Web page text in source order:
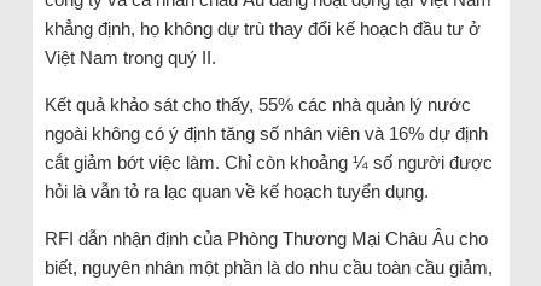
khẳng định, họ không dự trù thay đổi kế hoạch đầu tư ở
Việt Nam trong quý II.
Kết quả khảo sát cho thấy, 55% các nhà quản lý nước
ngoài không có ý định tăng số nhân viên và 16% dự định
cắt giảm bớt việc làm. Chỉ còn khoảng ¼ số người được
hỏi là vẫn tỏ ra lạc quan về kế hoạch tuyển dụng.
RFI dẫn nhận định của Phòng Thương Mại Châu Âu cho
biết, nguyên nhân một phần là do nhu cầu toàn cầu giảm,